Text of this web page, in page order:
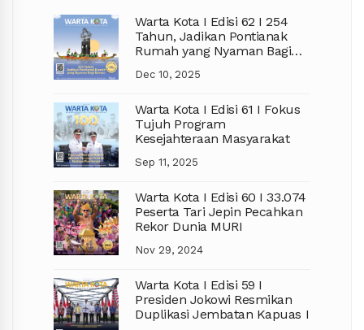
Warta Kota I Edisi 62 I 254
Tahun, Jadikan Pontianak
Rumah yang Nyaman Bagi
Dec 10, 2025
Warta Kota I Edisi 61 I Fokus
Tujuh Program
Kesejahteraan Masyarakat
Sep 11, 2025
Warta Kota I Edisi 60 I 33.074
Peserta Tari Jepin Pecahkan
Rekor Dunia MURI
Nov 29, 2024
Warta Kota I Edisi 59 I
Presiden Jokowi Resmikan
Duplikasi Jembatan Kapuas I